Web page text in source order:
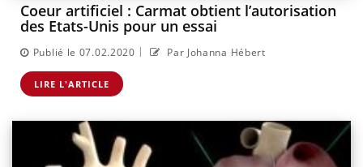
Coeur artificiel : Carmat obtient l’autorisation
des Etats-Unis pour un essai
Publié le 07.02.2020 | Par Johanna Hébert
LIRE L'ARTICLE